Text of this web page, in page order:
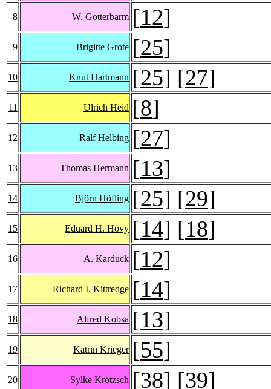
8 W. Gotterbarm [12]
9 Brigitte Grote [25]
10 Knut Hartmann [25] [27]
11 Ulrich Heid [8]
12 Ralf Helbing [27]
13 Thomas Hermann [13]
14 Björn Höfling [25] [29]
15 Eduard H. Hovy [14] [18]
16 A. Karduck [12]
17 Richard I. Kittredge [14]
18 Alfred Kobsa [13]
19 Katrin Krieger [55]
20 Sylke Krötzsch [38] [39]